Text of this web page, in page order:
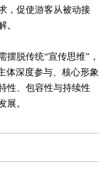
，促使游客从被动接
。
脱传统“宣传思维”，
体深度参与、核心形象
性、包容性与持续性
展。